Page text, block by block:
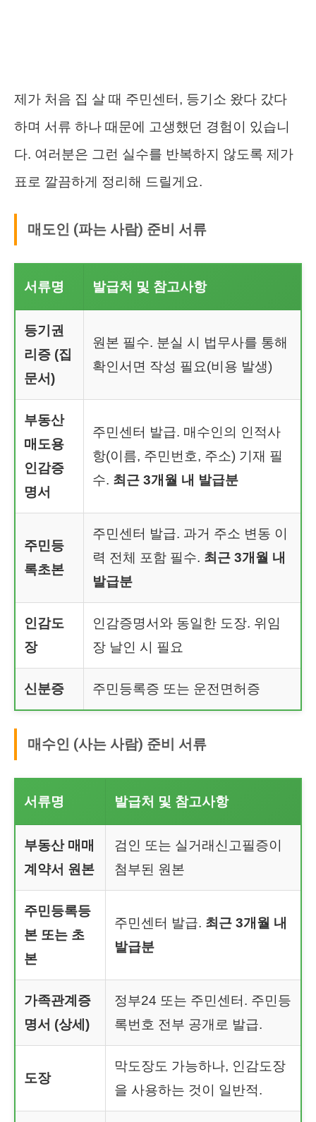
제가 처음 집 살 때 주민센터, 등기소 왔다 갔다
하며 서류 하나 때문에 고생했던 경험이 있습니
다. 여러분은 그런 실수를 반복하지 않도록 제가
표로 깔끔하게 정리해 드릴게요.
매도인 (파는 사람) 준비 서류
서류명 발급처 및 참고사항
등기권
리증 (집
문서)
원본 필수. 분실 시 법무사를 통해
확인서면 작성 필요(비용 발생)
부동산
매도용
인감증
명서
주민센터 발급. 매수인의 인적사
항(이름, 주민번호, 주소) 기재 필
수. 최근 3개월 내 발급분
주민등
록초본
주민센터 발급. 과거 주소 변동 이
력 전체 포함 필수. 최근 3개월 내
발급분
인감도
장
인감증명서와 동일한 도장. 위임
장 날인 시 필요
신분증 주민등록증 또는 운전면허증
매수인 (사는 사람) 준비 서류
서류명 발급처 및 참고사항
부동산 매매
계약서 원본
검인 또는 실거래신고필증이
첨부된 원본
주민등록등
본 또는 초
본
주민센터 발급. 최근 3개월 내
발급분
가족관계증
명서 (상세)
정부24 또는 주민센터. 주민등
록번호 전부 공개로 발급.
도장
막도장도 가능하나, 인감도장
을 사용하는 것이 일반적.